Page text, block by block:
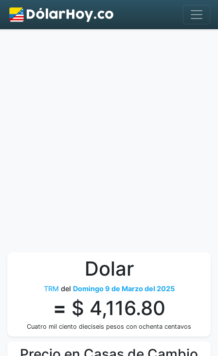
Dolar
TRM del Domingo 9 de Marzo del 2025
= $ 4,116.80
Cuatro mil ciento dieciseis pesos con ochenta centavos